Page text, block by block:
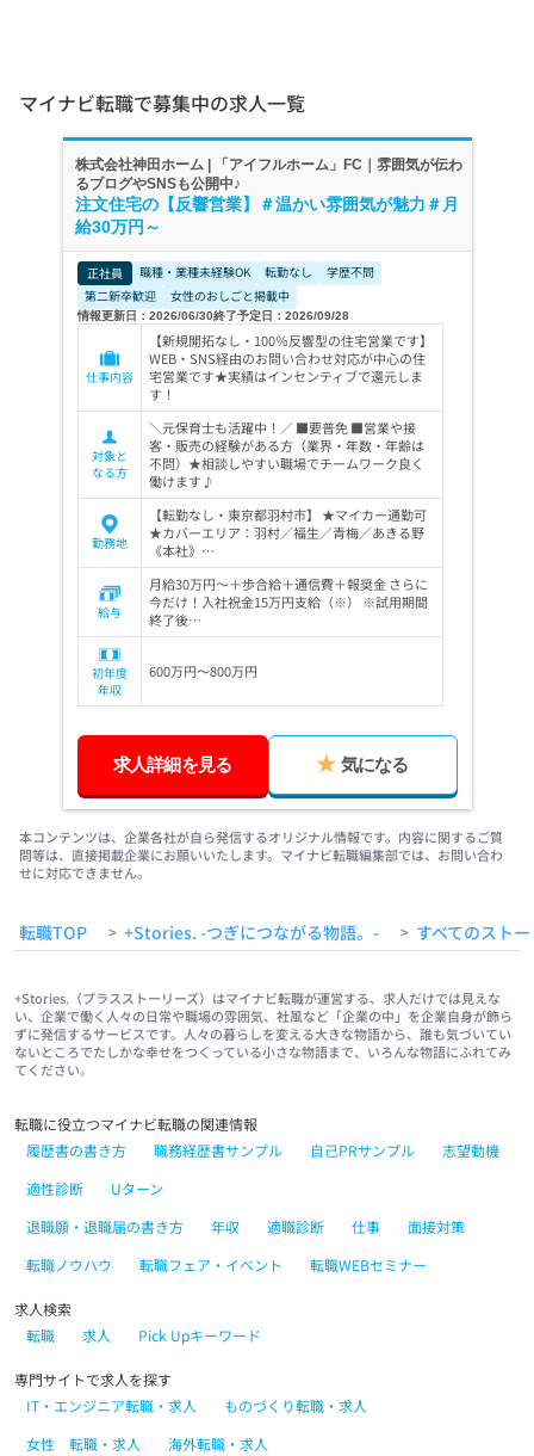
マイナビ転職で募集中の求人一覧
株式会社神田ホーム | 「アイフルホーム」FC｜雰囲気が伝わ
るブログやSNSも公開中♪
注文住宅の【反響営業】＃温かい雰囲気が魅力＃月
給30万円～
正社員 職種・業種未経験OK 転勤なし
学歴不問
第二新卒歓迎
女性のおしごと掲載中
情報更新日：2026/06/30終了予定日：2026/09/28
仕事内容
【新規開拓なし・100％反響型の住宅営業です】
WEB・SNS経由のお問い合わせ対応が中心の住
宅営業です★実績はインセンティブで還元しま
す！
対象と
なる方
＼元保育士も活躍中！／ ■要普免 ■営業や接
客・販売の経験がある方（業界・年数・年齢は
不問）★相談しやすい職場でチームワーク良く
働けます♪
勤務地
【転勤なし・東京都羽村市】 ★マイカー通勤可
★カバーエリア：羽村／福生／青梅／あきる野
《本社》…
給与
月給30万円～＋歩合給＋通信費＋報奨金 さらに
今だけ！入社祝金15万円支給（※） ※試用期間
終了後…
初年度
年収
600万円～800万円
求人詳細を見る 気になる
本コンテンツは、企業各社が自ら発信するオリジナル情報です。内容に関するご質
問等は、直接掲載企業にお願いいたします。マイナビ転職編集部では、お問い合わ
せに対応できません。
転職TOP > +Stories. -つぎにつながる物語。- > すべてのスト
+Stories.（プラスストーリーズ）はマイナビ転職が運営する、求人だけでは見えな
い、企業で働く人々の日常や職場の雰囲気、社風など「企業の中」を企業自身が飾ら
ずに発信するサービスです。人々の暮らしを変える大きな物語から、誰も気づいてい
ないところでたしかな幸せをつくっている小さな物語まで、いろんな物語にふれてみ
てください。
転職に役立つマイナビ転職の関連情報
履歴書の書き方
職務経歴書サンプル 自己PRサンプル
志望動機
適性診断
Uターン
退職願・退職届の書き方
年収 適職診断 仕事
面接対策
転職ノウハウ
転職フェア・イベント 転職WEBセミナー
求人検索
転職
求人 Pick Upキーワード
専門サイトで求人を探す
IT・エンジニア転職・求人
ものづくり転職・求人
女性 転職・求人
海外転職・求人